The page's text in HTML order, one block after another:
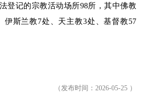
登记的宗教活动场所98所，其中佛教
伊斯兰教7处、天主教3处、基督教57
（ 发布时间：2026-05-25 ）